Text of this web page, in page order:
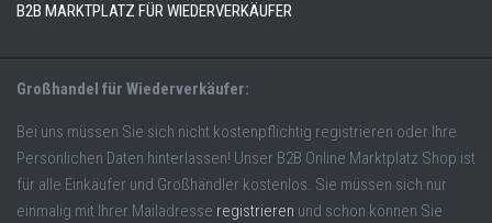
B2B MARKTPLATZ FÜR WIEDERVERKÄUFER
Großhandel für Wiederverkäufer:
Bei uns müssen Sie sich nicht kostenpflichtig registrieren oder Ihre
Persönlichen Daten hinterlassen! Unser B2B Online Marktplatz Shop ist
für alle Einkäufer und Großhändler kostenlos. Sie müssen sich nur
einmalig mit Ihrer Mailadresse registrieren und schon können Sie